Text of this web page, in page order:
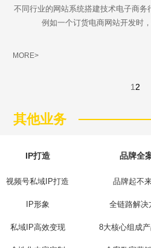
不同行业的网站系统搭建技术电子商务
例如一个订货电商网站开发时
MORE>
1 2
其他业务
IP打造
视频号私域IP打造
IP形象
私域IP高效变现
品牌全
品牌起不
全链路解决
8大核心组成